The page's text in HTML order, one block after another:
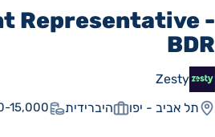
Representative -
BDR
Zesty
תל אביב - יפו
היברידית 15,000 ₪